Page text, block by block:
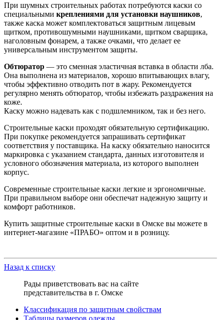
При шумных строительных работах потребуются каски со
специальными креплениями для установки наушников,
также каска может комплектоваться защитным лицевым
щитком, противошумными наушниками, щитком сварщика,
наголовным фонарем, а также очками, что делает ее
универсальным инструментом защиты.
Обтюратор — это сменная эластичная вставка в области лба.
Она выполнена из материалов, хорошо впитывающих влагу,
чтобы эффективно отводить пот в жару. Рекомендуется
регулярно менять обтюратор, чтобы избежать раздражения на
коже.
Каску можно надевать как с подшлемником, так и без него.
Строительные каски проходят обязательную сертификацию.
При покупке рекомендуется запрашивать сертификат
соответствия у поставщика. На каску обязательно наносится
маркировка с указанием стандарта, данных изготовителя и
условного обозначения материала, из которого выполнен
корпус.
Современные строительные каски легкие и эргономичные.
При правильном выборе они обеспечат надежную защиту и
комфорт работников.
Купить защитные строительные каски в Омске вы можете в
интернет-магазине «ПРАБО» оптом и в розницу.
Назад к списку
Рады приветствовать вас на сайте
представительства в г. Омске
Классификация по защитным свойствам
Таблицы размеров одежды